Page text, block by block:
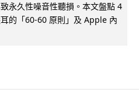
永久性噪音性聽損。本文盤點 4
的「60-60 原則」及 Apple 內